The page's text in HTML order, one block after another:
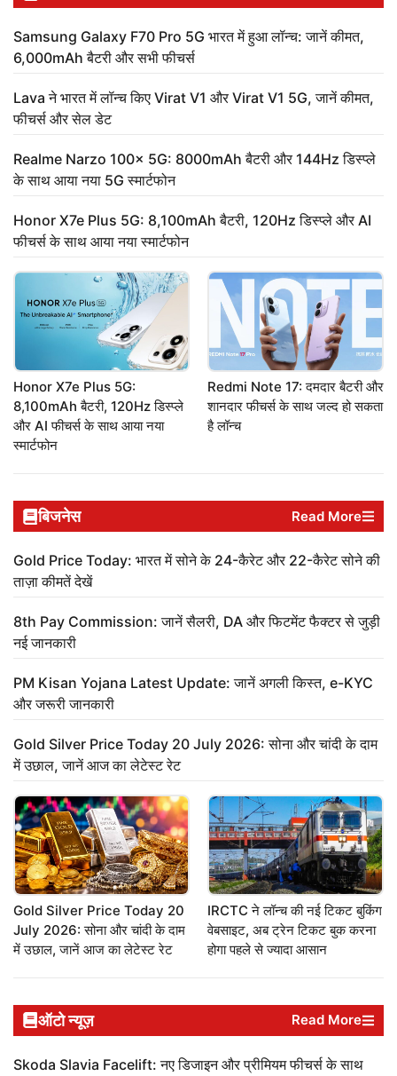
Samsung Galaxy F70 Pro 5G भारत में हुआ लॉन्च: जानें कीमत,
6,000mAh बैटरी और सभी फीचर्स
Lava ने भारत में लॉन्च किए Virat V1 और Virat V1 5G, जानें कीमत,
फीचर्स और सेल डेट
Realme Narzo 100x 5G: 8000mAh बैटरी और 144Hz डिस्प्ले
के साथ आया नया 5G स्मार्टफोन
Honor X7e Plus 5G: 8,100mAh बैटरी, 120Hz डिस्प्ले और AI
फीचर्स के साथ आया नया स्मार्टफोन
Honor X7e Plus 5G:
8,100mAh बैटरी, 120Hz डिस्प्ले
और AI फीचर्स के साथ आया नया
स्मार्टफोन
Redmi Note 17: दमदार बैटरी और
शानदार फीचर्स के साथ जल्द हो सकता
है लॉन्च
बिजनेस Read More
Gold Price Today: भारत में सोने के 24-कैरेट और 22-कैरेट सोने की
ताज़ा कीमतें देखें
8th Pay Commission: जानें सैलरी, DA और फिटमेंट फैक्टर से जुड़ी
नई जानकारी
PM Kisan Yojana Latest Update: जानें अगली किस्त, e-KYC
और जरूरी जानकारी
Gold Silver Price Today 20 July 2026: सोना और चांदी के दाम
में उछाल, जानें आज का लेटेस्ट रेट
Gold Silver Price Today 20
July 2026: सोना और चांदी के दाम
में उछाल, जानें आज का लेटेस्ट रेट
IRCTC ने लॉन्च की नई टिकट बुकिंग
वेबसाइट, अब ट्रेन टिकट बुक करना
होगा पहले से ज्यादा आसान
ऑटो न्यूज़ Read More
Skoda Slavia Facelift: नए डिजाइन और प्रीमियम फीचर्स के साथ